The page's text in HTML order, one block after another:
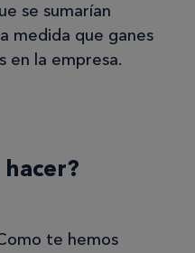
se sumarían
medida que ganes
en la empresa.
te hemos